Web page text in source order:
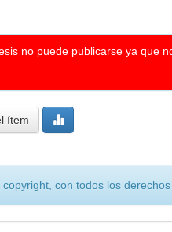
no puede publicarse ya que
ítem
con todos los